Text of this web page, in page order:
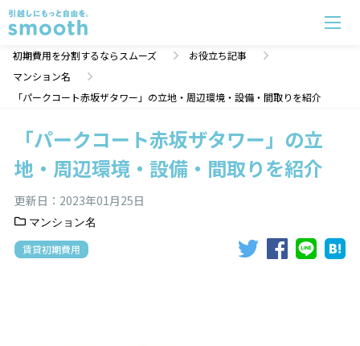
初期費用を分割するならスムーズ
お役立ち記事
マンション名
「パークコート赤坂ザタワー」の立地・周辺環境・設備・間取りを紹介
「パークコート赤坂ザタワー」の立
地・周辺環境・設備・間取りを紹介
更新日： 2023年01月25日
マンション名
賃貸初期費用